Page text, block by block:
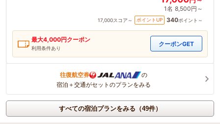
1名 8,500円～
17,000スコア～ ポイントUP 340ポイント～
最大4,000円クーポン
利用条件あり
クーポンGET
往復航空券
の
宿泊＋交通がセットのプランをみる
すべての宿泊プランをみる（49件）